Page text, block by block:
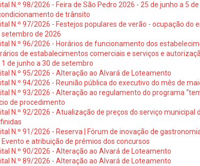
N.º 98/2026 - Feira de São Pedro 2026 - 25 de junho a 5
de trânsito
N.º 97/2026 - Festejos populares de verão - ocupação do
setembro de 2026
N.º 96/2026 - Horários de funcionamento dos
de estabalecimentos comerciais e serviços e
1 de junho a 30 de setembro
N.º 95/2026 - Alteração ao Alvará de Loteamento
N.º 94/2026 - Reunião pública do executivo do mês de
N.º 93/2026 - Alteração ao regulamento do programa
de procedimento
N.º 92/2026 - Atualização de preços do serviço
N.º 91/2026 - Reserva | Fórum de inovação de
Evento e atribuição de prémios dos concursos
N.º 90/2026 - Alteração ao Alvará de Loteamento
N.º 89/2026 - Alteração ao Alvará de Loteamento